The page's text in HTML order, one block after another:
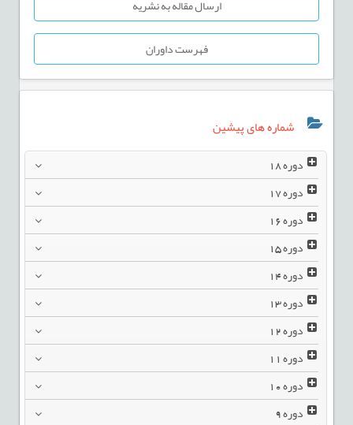
ارسال مقاله به نشریه
فهرست داوران
شماره های پیشین
دوره18
دوره17
دوره16
دوره15
دوره14
دوره13
دوره12
دوره11
دوره10
دوره9